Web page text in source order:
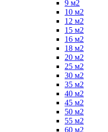
9 м2
10 м2
12 м2
15 м2
16 м2
18 м2
20 м2
25 м2
30 м2
35 м2
40 м2
45 м2
50 м2
55 м2
60 м2